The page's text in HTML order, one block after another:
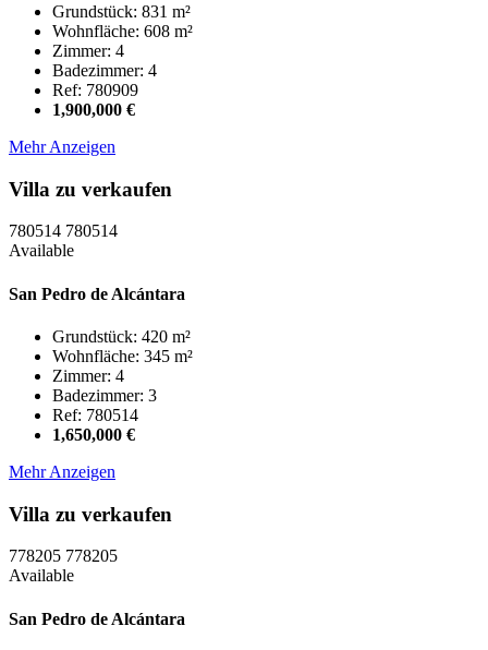
Grundstück: 831 m²
Wohnfläche: 608 m²
Zimmer: 4
Badezimmer: 4
Ref: 780909
1,900,000 €
Mehr Anzeigen
Villa zu verkaufen
780514 780514
Available
San Pedro de Alcántara
Grundstück: 420 m²
Wohnfläche: 345 m²
Zimmer: 4
Badezimmer: 3
Ref: 780514
1,650,000 €
Mehr Anzeigen
Villa zu verkaufen
778205 778205
Available
San Pedro de Alcántara